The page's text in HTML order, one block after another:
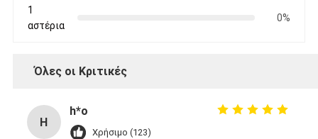
1
αστέρια
0%
Όλες οι Κριτικές
H
h*o
Χρήσιμο (123)